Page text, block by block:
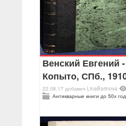
Венский Евгений
Копыто, СПб.,
22.08.17 добавил LinaBarinova
Антикварные книги до 50х